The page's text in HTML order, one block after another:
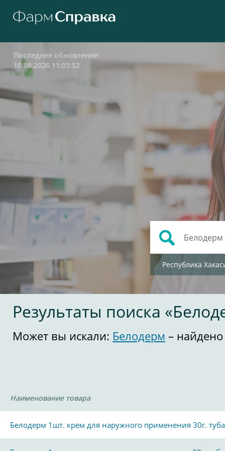
Последнее обновление:
10.08.2026 11:03:52
Республика
Результаты поиска
Может вы искали: Белодерм –
Наименование товара
Белодерм 1шт. крем для наружного применения 30г. туба